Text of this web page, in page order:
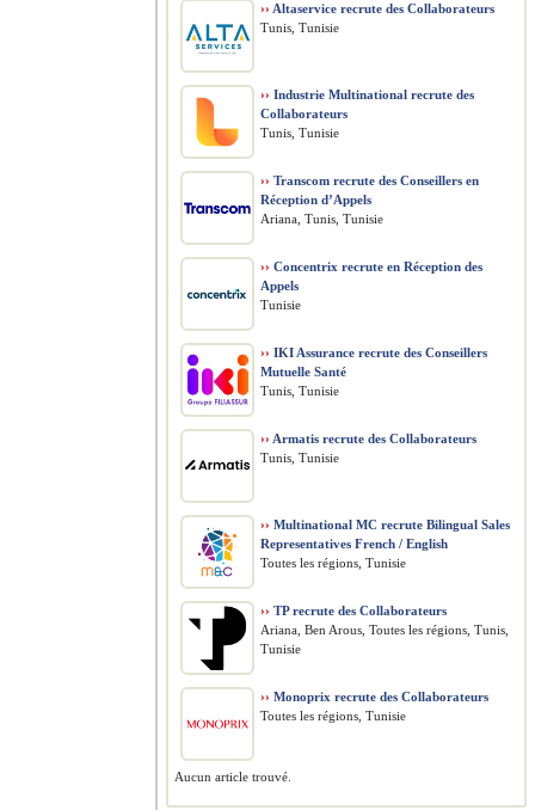
›› Altaservice recrute des Collaborateurs
Tunis, Tunisie
›› Industrie Multinational recrute des
Collaborateurs
Tunis, Tunisie
›› Transcom recrute des Conseillers en
Réception d’Appels
Ariana, Tunis, Tunisie
›› Concentrix recrute en Réception des
Appels
Tunisie
›› IKI Assurance recrute des Conseillers
Mutuelle Santé
Tunis, Tunisie
›› Armatis recrute des Collaborateurs
Tunis, Tunisie
›› Multinational MC recrute Bilingual Sales
Representatives French / English
Toutes les régions, Tunisie
›› TP recrute des Collaborateurs
Ariana, Ben Arous, Toutes les régions, Tunis,
Tunisie
›› Monoprix recrute des Collaborateurs
Toutes les régions, Tunisie
Aucun article trouvé.